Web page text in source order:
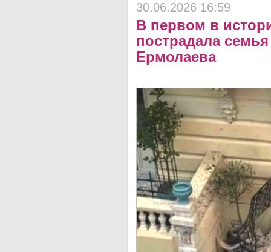
30.06.2026 16:59
В первом в
пострадала
Ермолаева